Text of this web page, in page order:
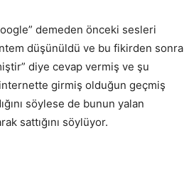
demeden önceki sesleri
düşünüldü ve bu fikirden sonra
diye cevap vermiş ve şu
girmiş olduğun geçmiş
söylese de bunun yalan
sattığını söylüyor.